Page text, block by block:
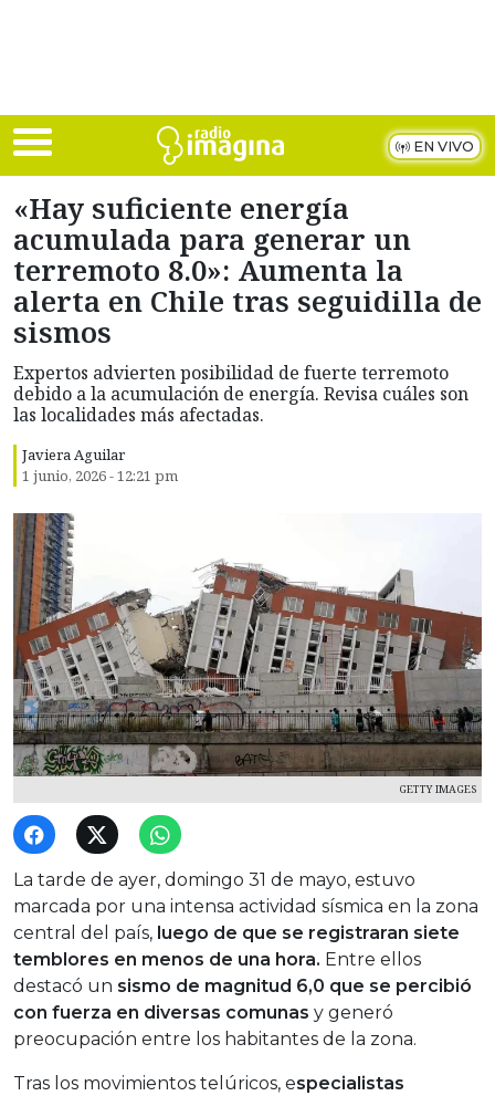
EN VIVO
«Hay suficiente energía
acumulada para generar un
terremoto 8.0»: Aumenta la
alerta en Chile tras seguidilla de
sismos
Expertos advierten posibilidad de fuerte terremoto
debido a la acumulación de energía. Revisa cuáles son
las localidades más afectadas.
Javiera Aguilar
1 junio, 2026 - 12:21 pm
GETTY IMAGES
La tarde de ayer, domingo 31 de mayo, estuvo
marcada por una intensa actividad sísmica en la zona
central del país, luego de que se registraran siete
temblores en menos de una hora. Entre ellos
destacó un sismo de magnitud 6,0 que se percibió
con fuerza en diversas comunas y generó
preocupación entre los habitantes de la zona.
Tras los movimientos telúricos, especialistas